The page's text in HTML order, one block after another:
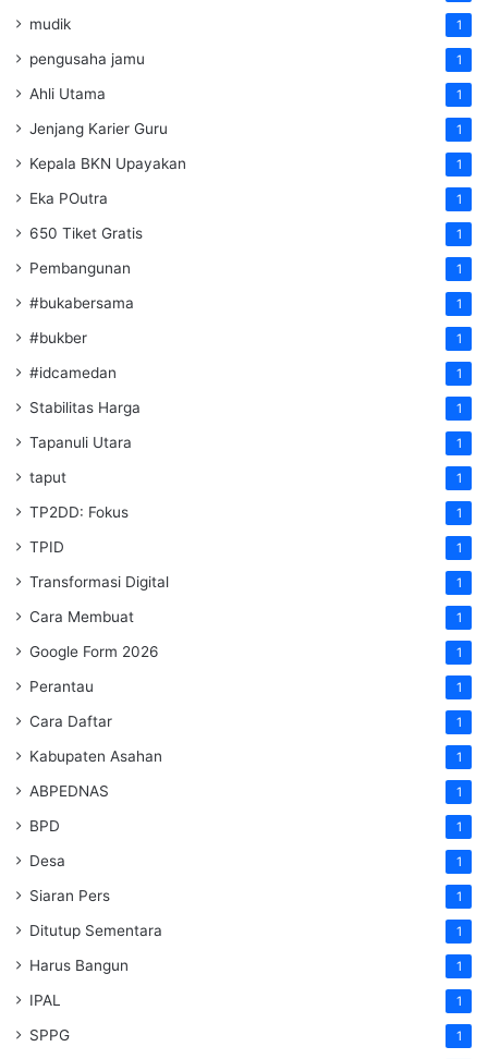
mudik 1
pengusaha jamu 1
Ahli Utama 1
Jenjang Karier Guru 1
Kepala BKN Upayakan 1
Eka POutra 1
650 Tiket Gratis 1
Pembangunan 1
#bukabersama 1
#bukber 1
#idcamedan 1
Stabilitas Harga 1
Tapanuli Utara 1
taput 1
TP2DD: Fokus 1
TPID 1
Transformasi Digital 1
Cara Membuat 1
Google Form 2026 1
Perantau 1
Cara Daftar 1
Kabupaten Asahan 1
ABPEDNAS 1
BPD 1
Desa 1
Siaran Pers 1
Ditutup Sementara 1
Harus Bangun 1
IPAL 1
SPPG 1